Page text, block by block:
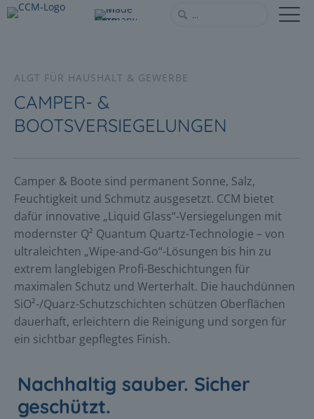
ALGT FÜR HAUSHALT & GEWERBE
CAMPER- &
BOOTSVERSIEGELUNGEN
Camper & Boote sind permanent Sonne, Salz,
Feuchtigkeit und Schmutz ausgesetzt. CCM bietet
dafür innovative „Liquid Glass“-Versiegelungen mit
modernster Q² Quantum Quartz-Technologie – von
ultraleichten „Wipe-and-Go“-Lösungen bis hin zu
extrem langlebigen Profi-Beschichtungen für
maximalen Schutz und Werterhalt. Die hauchdünnen
SiO²-/Quarz-Schutzschichten schützen Oberflächen
dauerhaft, erleichtern die Reinigung und sorgen für
ein sichtbar gepflegtes Finish.
Nachhaltig sauber. Sicher
geschützt.